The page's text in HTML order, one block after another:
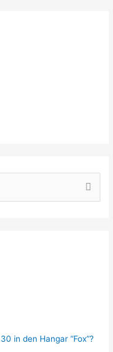
in den Hangar “Fox”?